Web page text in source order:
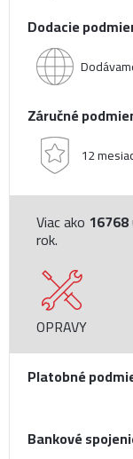
Dodacie
Záručné
12
Viac ako 16768
rok.
OPRAVY
Platobné
Bankové